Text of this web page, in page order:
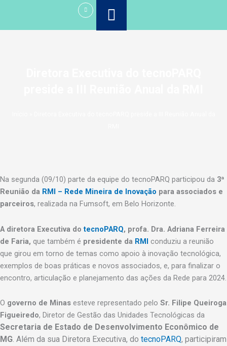
o
Na segunda (09/10) parte da equipe do tecnoPARQ participou da 3ª
Reunião da RMI – Rede Mineira de Inovação para associados e
parceiros, realizada na Fumsoft, em Belo Horizonte.
A diretora Executiva dotecnoPARQ, profa. Dra. Adriana Ferreira
de Faria, que também é presidente da RMI conduziu a reunião
que girou em torno de temas como apoio à inovação tecnológica,
exemplos de boas práticas e novos associados, e, para finalizar o
encontro, articulação e planejamento das ações da Rede para 2024.
O governo de Minas esteve representado pelo Sr. Filipe Queiroga
Figueiredo, Diretor de Gestão das Unidades Tecnológicas da
Secretaria de Estado de Desenvolvimento Econômico de
MG. Além da sua Diretora Executiva, do tecnoPARQ, participiram